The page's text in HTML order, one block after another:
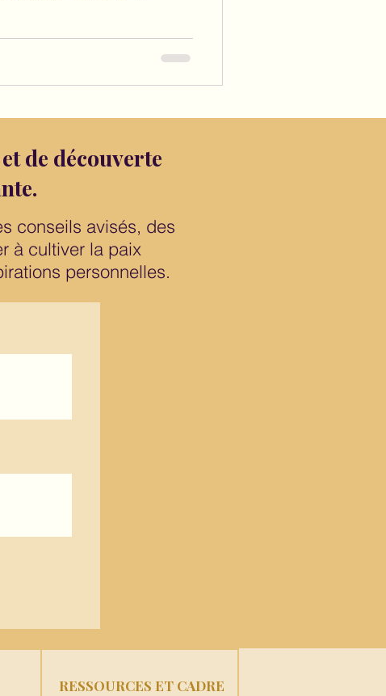
de découverte
conseils avisés, des
à cultiver la paix
personnelles.
RESSOURCES ET CADRE